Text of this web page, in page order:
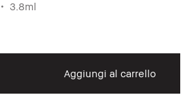
3.8ml
Aggiungi al carrello